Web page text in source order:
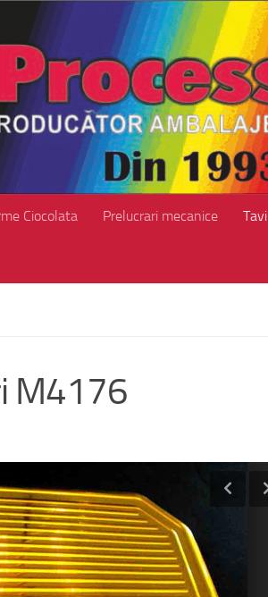
Ciocolata Prelucrari mecanice Tavi
M4176